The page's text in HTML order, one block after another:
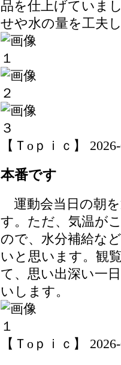
品を仕上げていま
せや水の量を工夫
【Ｔoｐｉｃ】
本番です
運動会当日の朝
す。ただ、気温が
ので、水分補給な
いと思います。観
て、思い出深い一
いします。
【Ｔoｐｉｃ】